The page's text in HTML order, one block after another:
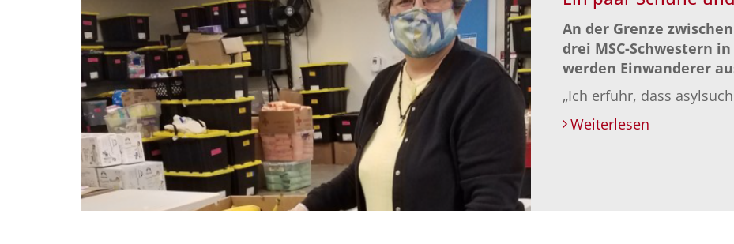
An der Grenze
drei MSC-Schwestern
werden Einwanderer
„Ich erfuhr, dass
Weiterlesen